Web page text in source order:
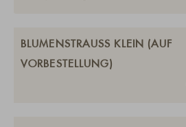
BLUMENSTRAUSS KLEIN (AUF
VORBESTELLUNG)